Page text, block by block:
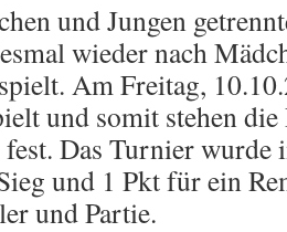
und Jungen
wieder nach
Am Freitag,
und somit stehen
fest. Das Turnier
und 1 Pkt für ein
und Partie.